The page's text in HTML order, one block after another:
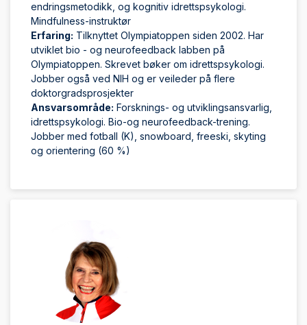
endringsmetodikk, og kognitiv idrettspsykologi.
Mindfulness-instruktør
Erfaring: Tilknyttet Olympiatoppen siden 2002. Har
utviklet bio - og neurofeedback labben på
Olympiatoppen. Skrevet bøker om idrettspsykologi.
Jobber også ved NIH og er veileder på flere
doktorgradsprosjekter
Ansvarsområde: Forsknings- og utviklingsansvarlig,
idrettspsykologi. Bio-og neurofeedback-trening.
Jobber med fotball (K), snowboard, freeski, skyting
og orientering (60 %)